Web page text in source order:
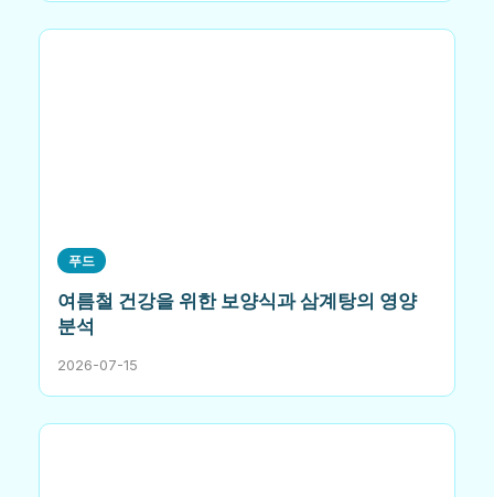
푸드
여름철 건강을 위한 보양식과 삼계탕의 영양
분석
2026-07-15